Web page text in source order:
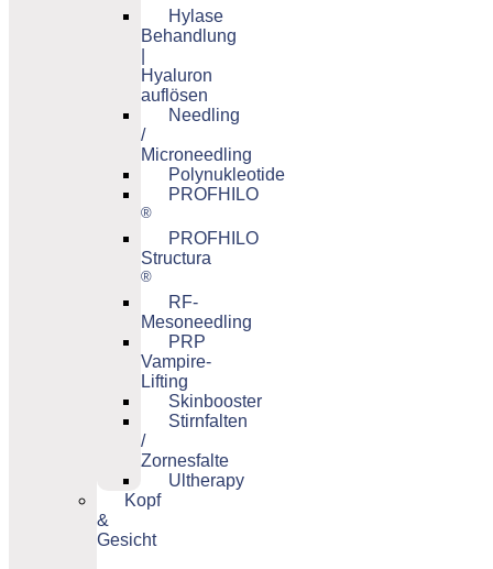
Hylase
Behandlung
Hyaluron
auflösen
Needling
/
Microneedling
Polynukleotide
PROFHILO
®
PROFHILO
Structura
®
RF-
Mesoneedling
PRP
Vampire-
Lifting
Skinbooster
Stirnfalten
/
Zornesfalte
Ultherapy
Kopf
&
Gesicht